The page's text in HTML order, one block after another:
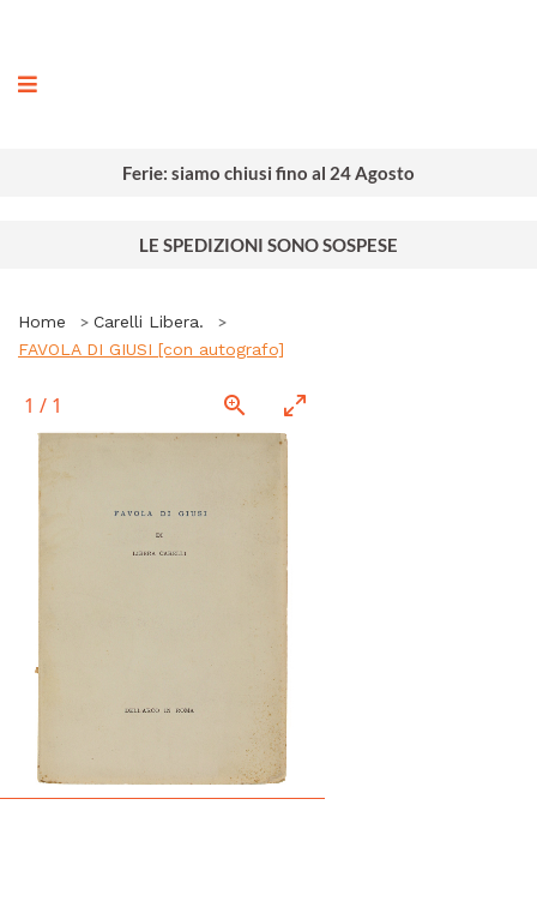
Ferie: siamo chiusi fino al 24 Agosto
LE SPEDIZIONI SONO SOSPESE
Home
Carelli Libera.
FAVOLA DI GIUSI [con autografo]
1 / 1